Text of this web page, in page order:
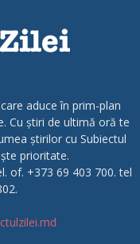
aduce în prim-plan
Cu știri de ultimă oră te
știrilor cu Subiectul
prioritate.
of. +373 69 403 700. tel